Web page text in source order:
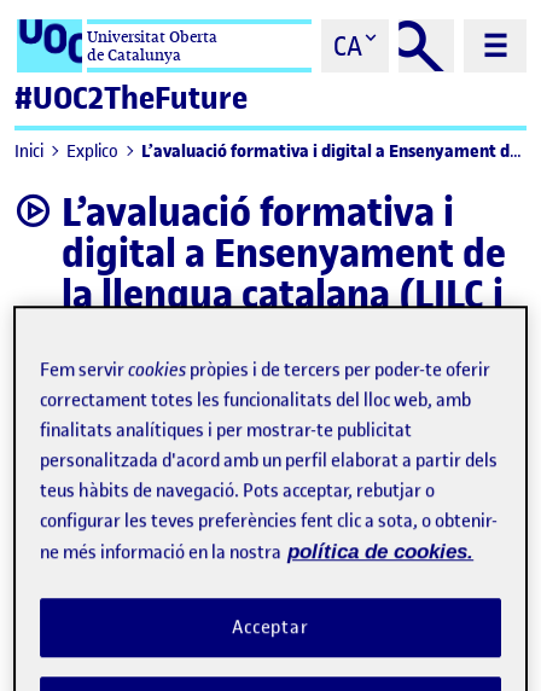
Saltar al contingutUniversitat Oberta
de Catalunya
CA
#UOC2TheFuture
Inici Explico L’avaluació formativa i digital a Ensenyament de la llengua catalana (LILC i TILA)
video L’avaluació formativa i
digital a Ensenyament de
la llengua catalana (LILC i
Fem servircookies pròpies i de tercers per poder-te oferir
correctament totes les funcionalitats del lloc web, amb
finalitats analítiques i per mostrar-te publicitat
personalitzada d'acord amb un perfil elaborat a partir dels
teus hàbits de navegació. Pots acceptar, rebutjar o
configurar les teves preferències fent clic a sota, o obtenir-
ne més informació en la nostra política de cookies.
Acceptar